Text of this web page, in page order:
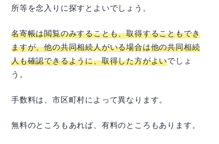
所等を念入りに探すとよいでしょう。
名寄帳は閲覧のみすることも、取得することもでき
ますが、他の共同相続人がいる場合は他の共同相続
人も確認できるように、取得した方がよいでしょ
う。
手数料は、市区町村によって異なります。
無料のところもあれば、有料のところもあります。